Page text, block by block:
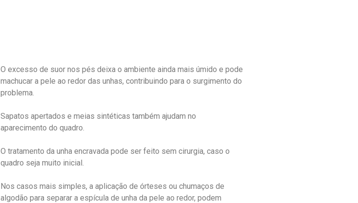
O excesso de suor nos pés deixa o ambiente ainda mais úmido e pode
machucar a pele ao redor das unhas, contribuindo para o surgimento do
problema.
Sapatos apertados e meias sintéticas também ajudam no
aparecimento do quadro.
O tratamento da unha encravada pode ser feito sem cirurgia, caso o
quadro seja muito inicial.
Nos casos mais simples, a aplicação de órteses ou chumaços de
algodão para separar a espícula de unha da pele ao redor, podem